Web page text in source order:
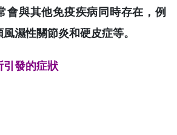
會與其他免疫疾病同時存在，例
濕性關節炎和硬皮症等。
引發的症狀